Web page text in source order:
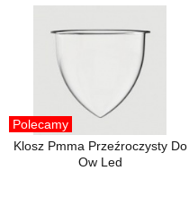
Polecamy
Klosz Pmma Przeźroczysty Do
Ow Led